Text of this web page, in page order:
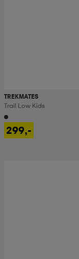
TREKMATES
Trail Low Kids
299,-